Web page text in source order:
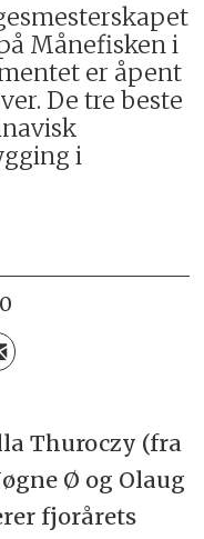
Månefisken i
er åpent
De tre beste
i
Thuroczy (fra
Ø og Olaug
fjorårets